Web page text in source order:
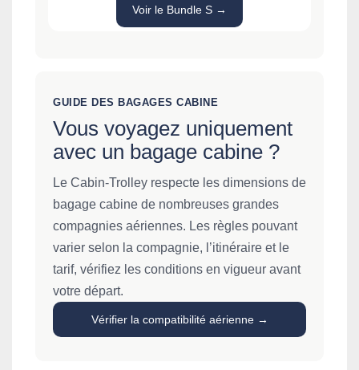
Voir le Bundle S →
GUIDE DES BAGAGES CABINE
Vous voyagez uniquement
avec un bagage cabine ?
Le Cabin-Trolley respecte les dimensions de
bagage cabine de nombreuses grandes
compagnies aériennes. Les règles pouvant
varier selon la compagnie, l’itinéraire et le
tarif, vérifiez les conditions en vigueur avant
votre départ.
Vérifier la compatibilité aérienne →